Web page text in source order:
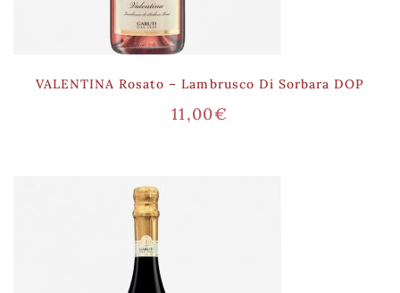
VALENTINA Rosato – Lambrusco Di Sorbara DOP
11,00€